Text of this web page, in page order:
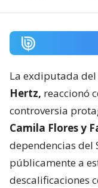
La exdiputada
Hertz, reaccionó
controversia
Camila Flores y
dependencias del
públicamente a
descalificaciones